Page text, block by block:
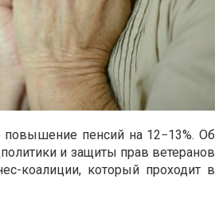
повышение пенсий на 12−13%. Об
и защиты прав ветеранов
коалиции, который проходит в